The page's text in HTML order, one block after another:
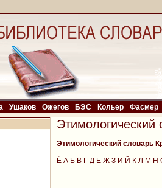
Ушаков Ожегов БЭС Кольер Фасмер
Этимологический словарь
Ё А Б В Г Д Е Ж З И Й К Л М Н